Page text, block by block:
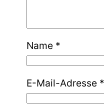
Name *
E-Mail-Adresse *